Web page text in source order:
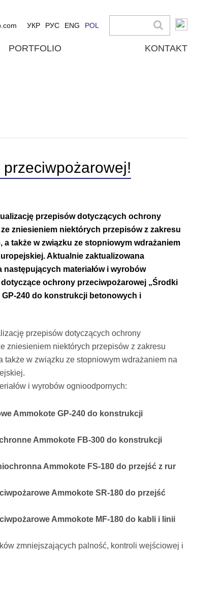
УКР РУС ENG POL
PORTFOLIO KONTAKT
przepisów dotyczących ochrony
zniesieniem niektórych przepisów z zakresu
a także w związku ze stopniowym wdrażaniem
Aktualnie zaktualizowana
materiałów i wyrobów
ochrony przeciwpożarowej „Środki
240 do konstrukcji betonowych i
przepisów dotyczących ochrony
zniesieniem niektórych przepisów z zakresu
także w związku ze stopniowym wdrażaniem na
i wyrobów ognioodpornych:
Ammokote GP-240 do konstrukcji
Ammokote FB-300 do konstrukcji
Ammokote FS-180 do przejść z rur
Ammokote SR-180 do przejść
Ammokote MF-180 do kabli i linii
zmniejszających palność, kontroli wejściowej i